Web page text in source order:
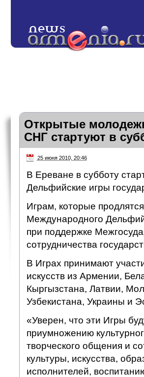
Открытые
СНГ стартуют в
25 июня 2010, 20:46
В Ереване в субботу
Дельфийские игры
Играм, которые
Международного
при поддержке
сотрудничества
В Играх принимают
искусств из Армении,
Кыргызстана, Латвии,
Узбекистана, Украины и
«Уверен, что эти Игры
приумножению
творческого общения и
культуры, искусства,
исполнителей,